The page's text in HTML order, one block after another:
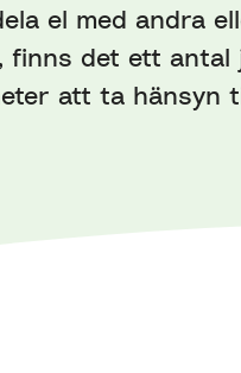
el med andra
finns det ett antal
att ta hänsyn